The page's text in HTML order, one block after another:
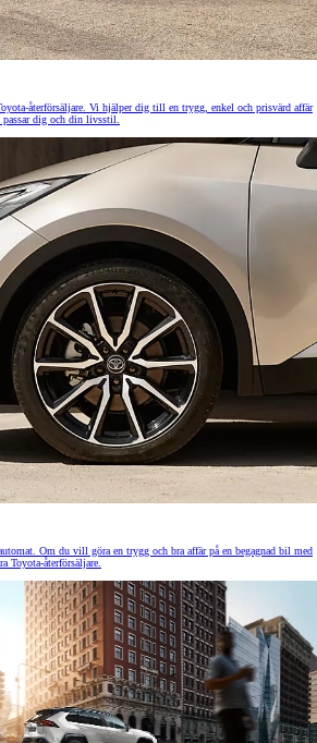
återförsäljare. Vi hjälper dig till en trygg, enkel och prisvärd affär
dig och din livsstil.
Om du vill göra en trygg och bra affär på en begagnad bil med
Toyota-återförsäljare.